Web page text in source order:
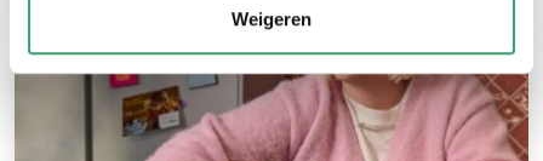
Weigeren
Gerelateerde blogs